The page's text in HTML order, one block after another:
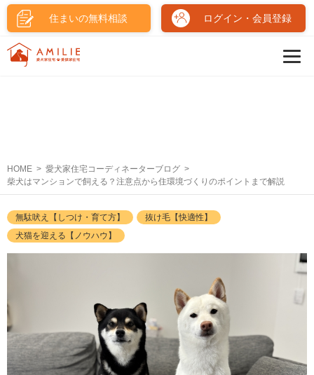
住まいの無料相談 ログイン・会員登録
HOME
愛犬家住宅コーディネーターブログ
柴犬はマンションで飼える？注意点から住環境づくりのポイントまで解説
無駄吠え【しつけ・育て方】
抜け毛【快適性】
犬猫を迎える【ノウハウ】